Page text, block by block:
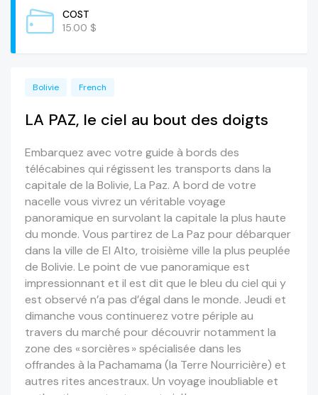
COST
15.00 $
Bolivie French
LA PAZ, le ciel au bout des doigts
Embarquez avec votre guide à bords des
télécabines qui régissent les transports dans la
capitale de la Bolivie, La Paz. A bord de votre
nacelle vous vivrez un véritable voyage
panoramique en survolant la capitale la plus haute
du monde. Vous partirez de La Paz pourdébarquer
dans la ville de El Alto, troisième ville la plus peuplée
de Bolivie. Le point de vue panoramique est
impressionnant et il est dit que le bleu du ciel qui y
est observé n’a pas d’égal dans le monde. Jeudi et
dimanche vous continuerez votre périple au
travers du marché pour découvrir notamment la
zone des « sorcières »spécialisée dans les
offrandes à la Pachamama (la Terre Nourricière) et
autres rites ancestraux. Un voyage inoubliable et